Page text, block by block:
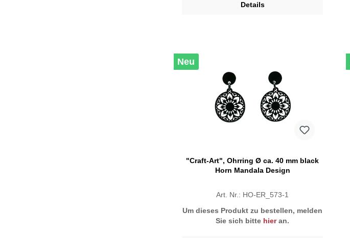
Details
Neu
"Craft-Art", Ohrring Ø ca. 40 mm black
Horn Mandala Design
Art. Nr.: HO-ER_573-1
Um dieses Produkt zu bestellen, melden
Sie sich bitte hieran.